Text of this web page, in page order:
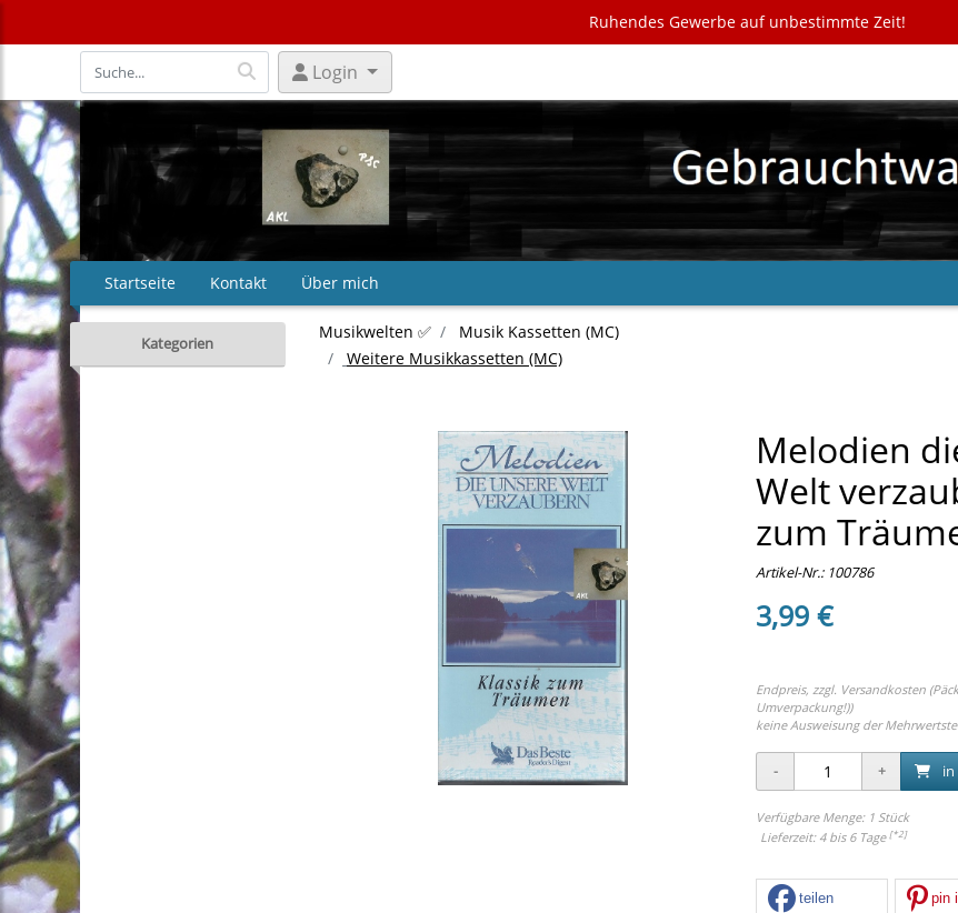
Ruhendes Gewerbe auf unbestimmte Zeit!
Login
Startseite Kontakt Über mich
Kategorien
Musikwelten ✅
Musik Kassetten (MC)
Weitere Musikkassetten (MC)
Melodien
Welt
zum
Artikel-Nr.: 100786
3,99 €
Endpreis, zzgl. Versandkosten
Umverpackung!))
keine Ausweisung der
Verfügbare Menge: 1 Stück
Lieferzeit: 4 bis 6 Tage [*2]
teilen pin